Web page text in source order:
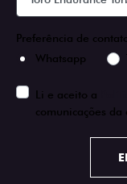
Preferência de
Whatsapp
Li e aceito a
comunicações da